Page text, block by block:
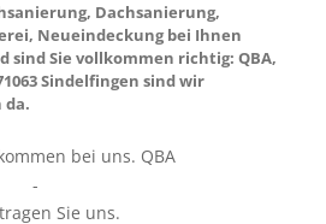
Dachsanierung,
Neueindeckung bei Ihnen
sind Sie vollkommen richtig: QBA,
Sindelfingen sind wir
da.
bei uns. QBA
-
Sie uns.